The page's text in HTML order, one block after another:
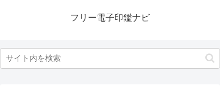
フリー電子印鑑ナビ